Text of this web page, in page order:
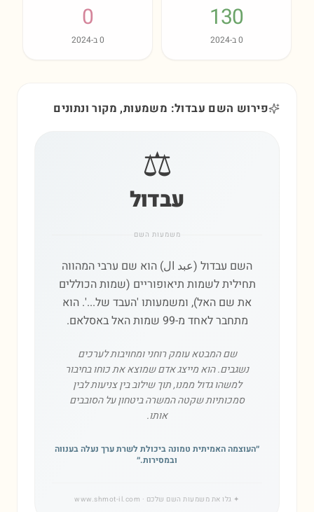
130
0ב-2024
0
0ב-2024
פירוש השם עבדול: משמעות, מקור ונתונים
⚖️
עבדול
משמעות השם
השם עבדול (عبد ال) הוא שם ערבי המהווה
תחילית לשמות תיאופוריים (שמות הכוללים
את שם האל), ומשמעותו 'העבד של...'. הוא
מתחבר לאחד מ-99 שמות האל באסלאם.
שם המבטא עומק רוחני ומחויבות לערכים
נשגבים. הוא מייצג אדם שמוצא את כוחו בחיבור
למשהו גדול ממנו, תוך שילוב בין צניעות לבין
סמכותיות שקטה המשרה ביטחון על הסובבים
אותו.
״העוצמה האמיתית טמונה ביכולת לשרת ערך נעלה בענווה
ובמסירות.״
✦ גלו את משמעות השם שלכם · www.shmot-il.com